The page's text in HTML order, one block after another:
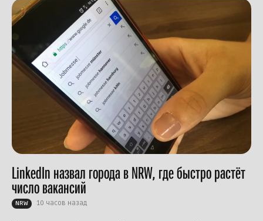
LinkedIn назвал города в NRW, где быстро растёт
число вакансий
NRW 10 часов назад